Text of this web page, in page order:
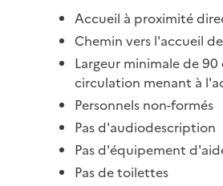
Accueil à proximité
Chemin vers l'accueil
Largeur minimale de
circulation menant à
Personnels non-formés
Pas d'audiodescription
Pas d'équipement
Pas de toilettes